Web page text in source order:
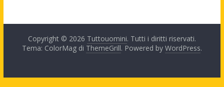
Copyright © 2026 Tuttouomini. Tutti i diritti riservati.
Tema: ColorMag di ThemeGrill. Powered by WordPress.